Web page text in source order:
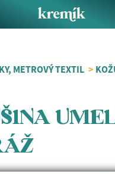
METROVÝ TEXTIL >